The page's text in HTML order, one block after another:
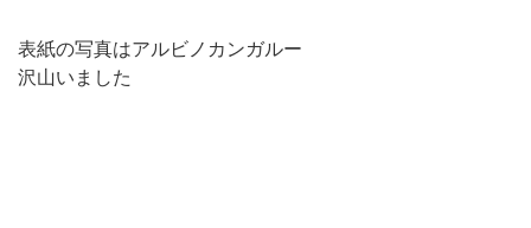
表紙の写真はアルビノカンガルー
沢山いました